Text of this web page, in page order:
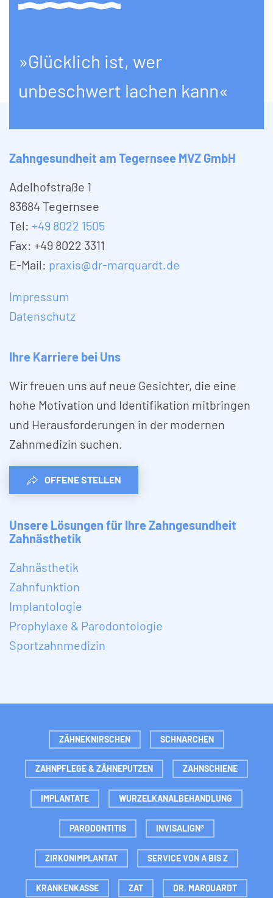
»Glücklich ist, wer
unbeschwert lachen kann«
Zahngesundheit am Tegernsee MVZ GmbH
Adelhofstraße 1
83684 Tegernsee
Tel: +49 8022 1505
Fax: +49 8022 3311
E-Mail: praxis@dr-marquardt.de
Impressum
Datenschutz
Ihre Karriere bei Uns
Wir freuen uns auf neue Gesichter, die eine
hohe Motivation und Identifikation mitbringen
und Herausforderungen in der modernen
Zahnmedizin suchen.
OFFENE STELLEN
Unsere Lösungen für Ihre Zahngesundheit
Zahnästhetik
Zahnästhetik
Zahnfunktion
Implantologie
Prophylaxe & Parodontologie
Sportzahnmedizin
ZÄHNEKNIRSCHEN SCHNARCHEN
ZAHNPFLEGE & ZÄHNEPUTZEN ZAHNSCHIENE
IMPLANTATE WURZELKANALBEHANDLUNG
PARODONTITIS INVISALIGN®
ZIRKONIMPLANTAT SERVICE VON A BIS Z
KRANKENKASSE ZAT DR. MARQUARDT